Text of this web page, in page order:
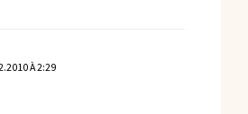
À 2:29